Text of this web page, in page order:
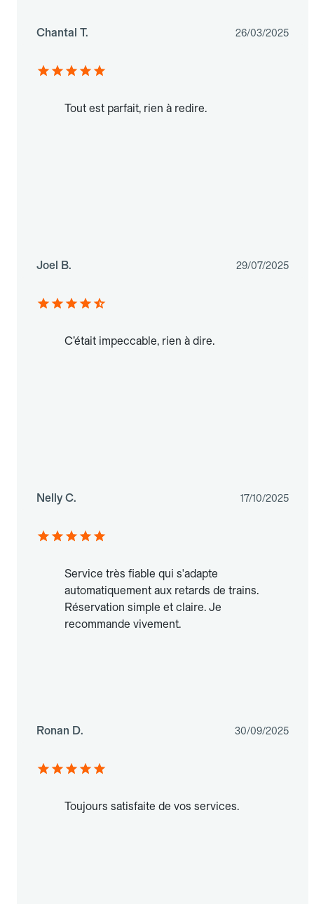
Chantal T. 26/03/2025
Tout est parfait, rien à redire.
Joel B. 29/07/2025
C’était impeccable, rien à dire.
Nelly C. 17/10/2025
Service très fiable qui s'adapte
automatiquement aux retards de trains.
Réservation simple et claire. Je
recommande vivement.
Ronan D. 30/09/2025
Toujours satisfaite de vos services.